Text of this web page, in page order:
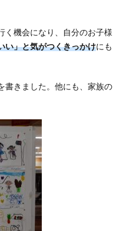
く機会になり、自分のお子様
い」と気がつくきっかけにも
書きました。他にも、家族の